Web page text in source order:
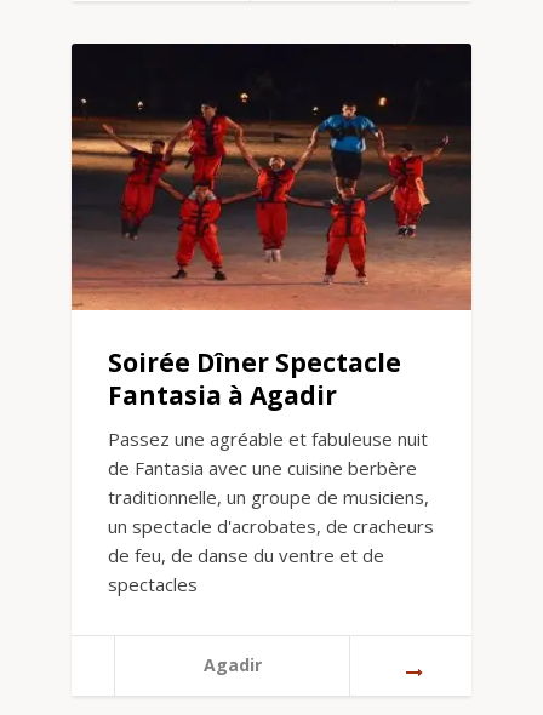
Soirée Dîner Spectacle
Fantasia à Agadir
Passez une agréable et fabuleuse nuit
de Fantasia avec une cuisine berbère
traditionnelle, un groupe de musiciens,
un spectacle d'acrobates, de cracheurs
de feu, de danse du ventre et de
spectacles
Agadir